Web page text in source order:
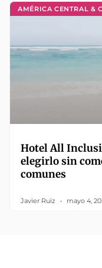
AMÉRICA CENTRAL &
Hotel All
elegirlo sin
comunes
Javier Ruiz mayo 4,